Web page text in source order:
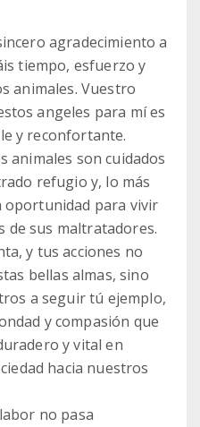
agradecimiento a
tiempo, esfuerzo y
animales. Vuestro
angeles para mí es
y reconfortante.
animales son cuidados
refugio y, lo más
oportunidad para vivir
de sus maltratadores.
y tus acciones no
bellas almas, sino
a seguir tú ejemplo,
y compasión que
y vital en
hacia nuestros
no pasa